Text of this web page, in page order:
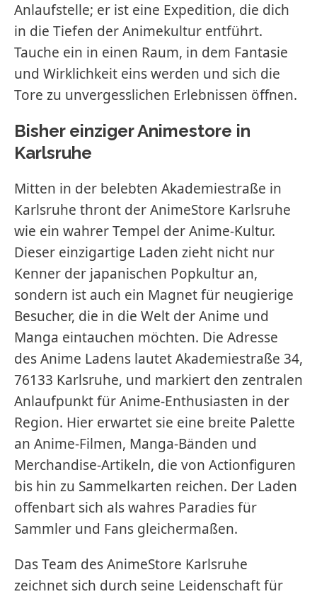
Anlaufstelle; er ist eine Expedition, die dich
in die Tiefen der Animekultur entführt.
Tauche ein in einen Raum, in dem Fantasie
und Wirklichkeit eins werden und sich die
Tore zu unvergesslichen Erlebnissen öffnen.
Bisher einziger Animestore in
Karlsruhe
Mitten in der belebten Akademiestraße in
Karlsruhe thront der AnimeStore Karlsruhe
wie ein wahrer Tempel der Anime-Kultur.
Dieser einzigartige Laden zieht nicht nur
Kenner der japanischen Popkultur an,
sondern ist auch ein Magnet für neugierige
Besucher, die in die Welt der Anime und
Manga eintauchen möchten. Die Adresse
des Anime Ladens lautet Akademiestraße 34,
76133 Karlsruhe, und markiert den zentralen
Anlaufpunkt für Anime-Enthusiasten in der
Region. Hier erwartet sie eine breite Palette
an Anime-Filmen, Manga-Bänden und
Merchandise-Artikeln, die von Actionfiguren
bis hin zu Sammelkarten reichen. Der Laden
offenbart sich als wahres Paradies für
Sammler und Fans gleichermaßen.
Das Team des AnimeStore Karlsruhe
zeichnet sich durch seine Leidenschaft für